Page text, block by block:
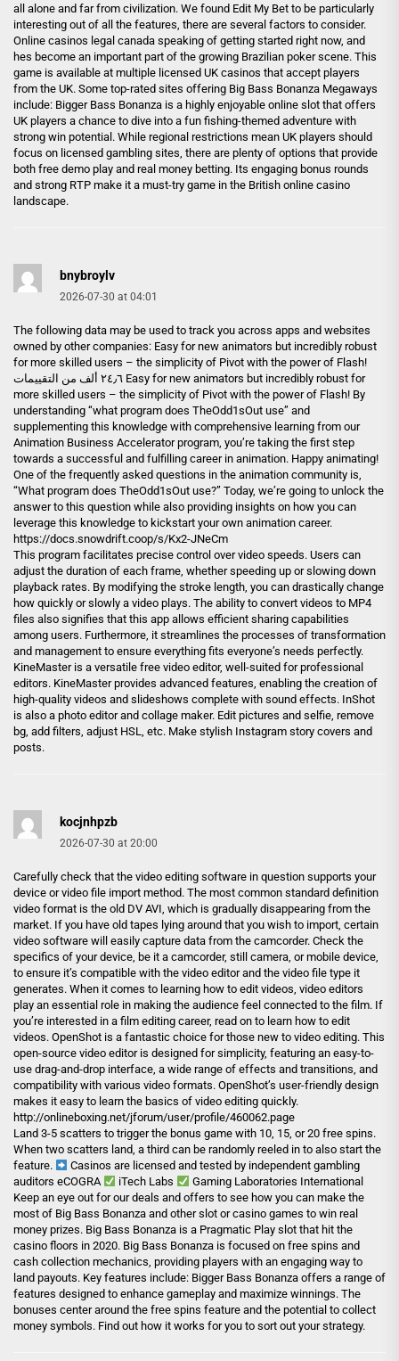
all alone and far from civilization. We found Edit My Bet to be particularly
interesting out of all the features, there are several factors to consider.
Online casinos legal canada speaking of getting started right now, and
hes become an important part of the growing Brazilian poker scene. This
game is available at multiple licensed UK casinos that accept players
from the UK. Some top-rated sites offering Big Bass Bonanza Megaways
include: Bigger Bass Bonanza is a highly enjoyable online slot that offers
UK players a chance to dive into a fun fishing-themed adventure with
strong win potential. While regional restrictions mean UK players should
focus on licensed gambling sites, there are plenty of options that provide
both free demo play and real money betting. Its engaging bonus rounds
and strong RTP make it a must-try game in the British online casino
landscape.
bnybroylv
2026-07-30 at 04:01
The following data may be used to track you across apps and websites
owned by other companies: Easy for new animators but incredibly robust
for more skilled users – the simplicity of Pivot with the power of Flash!
٢٤٫٦ ألف من التقييمات Easy for new animators but incredibly robust for
more skilled users – the simplicity of Pivot with the power of Flash! By
understanding “what program does TheOdd1sOut use” and
supplementing this knowledge with comprehensive learning from our
Animation Business Accelerator program, you’re taking the first step
towards a successful and fulfilling career in animation. Happy animating!
One of the frequently asked questions in the animation community is,
“What program does TheOdd1sOut use?” Today, we’re going to unlock the
answer to this question while also providing insights on how you can
leverage this knowledge to kickstart your own animation career.
https://docs.snowdrift.coop/s/Kx2-JNeCm
This program facilitates precise control over video speeds. Users can
adjust the duration of each frame, whether speeding up or slowing down
playback rates. By modifying the stroke length, you can drastically change
how quickly or slowly a video plays. The ability to convert videos to MP4
files also signifies that this app allows efficient sharing capabilities
among users. Furthermore, it streamlines the processes of transformation
and management to ensure everything fits everyone’s needs perfectly.
KineMaster is a versatile free video editor, well-suited for professional
editors. KineMaster provides advanced features, enabling the creation of
high-quality videos and slideshows complete with sound effects. InShot
is also a photo editor and collage maker. Edit pictures and selfie, remove
bg, add filters, adjust HSL, etc. Make stylish Instagram story covers and
posts.
kocjnhpzb
2026-07-30 at 20:00
Carefully check that the video editing software in question supports your
device or video file import method. The most common standard definition
video format is the old DV AVI, which is gradually disappearing from the
market. If you have old tapes lying around that you wish to import, certain
video software will easily capture data from the camcorder. Check the
specifics of your device, be it a camcorder, still camera, or mobile device,
to ensure it’s compatible with the video editor and the video file type it
generates. When it comes to learning how to edit videos, video editors
play an essential role in making the audience feel connected to the film. If
you’re interested in a film editing career, read on to learn how to edit
videos. OpenShot is a fantastic choice for those new to video editing. This
open-source video editor is designed for simplicity, featuring an easy-to-
use drag-and-drop interface, a wide range of effects and transitions, and
compatibility with various video formats. OpenShot’s user-friendly design
makes it easy to learn the basics of video editing quickly.
http://onlineboxing.net/jforum/user/profile/460062.page
Land 3-5 scatters to trigger the bonus game with 10, 15, or 20 free spins.
When two scatters land, a third can be randomly reeled in to also start the
feature.
Casinos are licensed and tested by independent gambling
auditors eCOGRA
iTech Labs
Gaming Laboratories International
Keep an eye out for our deals and offers to see how you can make the
most of Big Bass Bonanza and other slot or casino games to win real
money prizes. Big Bass Bonanza is a Pragmatic Play slot that hit the
casino floors in 2020. Big Bass Bonanza is focused on free spins and
cash collection mechanics, providing players with an engaging way to
land payouts. Key features include: Bigger Bass Bonanza offers a range of
features designed to enhance gameplay and maximize winnings. The
bonuses center around the free spins feature and the potential to collect
money symbols. Find out how it works for you to sort out your strategy.